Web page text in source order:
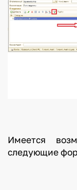
Имеется
следующие